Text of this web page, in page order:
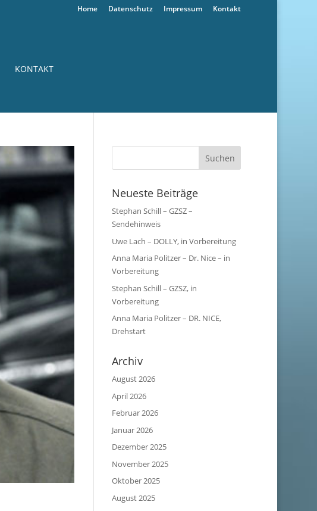
Home Datenschutz Impressum Kontakt
KONTAKT
Neueste Beiträge
Stephan Schill – GZSZ –
Sendehinweis
Uwe Lach – DOLLY, in Vorbereitung
Anna Maria Politzer – Dr. Nice – in
Vorbereitung
Stephan Schill – GZSZ, in
Vorbereitung
Anna Maria Politzer – DR. NICE,
Drehstart
Archiv
August 2026
April 2026
Februar 2026
Januar 2026
Dezember 2025
November 2025
Oktober 2025
August 2025